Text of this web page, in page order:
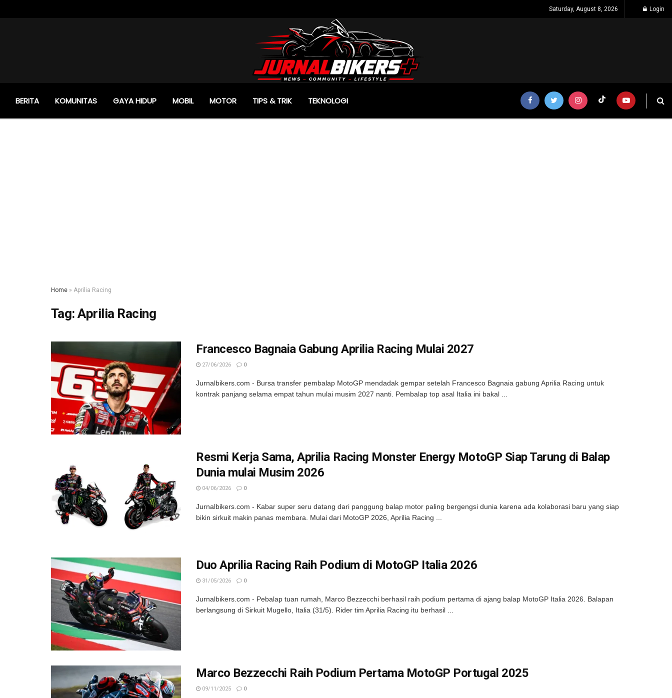
Saturday, August 8, 2026 Login
BERITA KOMUNITAS GAYA HIDUP MOBIL MOTOR TIPS & TRIK TEKNOLOGI
Home » Aprilia Racing
Tag:Aprilia Racing
Francesco Bagnaia Gabung Aprilia Racing Mulai 2027
27/06/2026 0
Jurnalbikers.com - Bursa transfer pembalap MotoGP mendadak gempar setelah Francesco Bagnaia gabung Aprilia Racing untuk
kontrak panjang selama empat tahun mulai musim 2027 nanti. Pembalap top asal Italia ini bakal ...
Resmi Kerja Sama, Aprilia Racing Monster Energy MotoGP Siap Tarung di Balap
Dunia mulai Musim 2026
04/06/2026 0
Jurnalbikers.com - Kabar super seru datang dari panggung balap motor paling bergengsi dunia karena ada kolaborasi baru yang siap
bikin sirkuit makin panas membara. Mulai dari MotoGP 2026, Aprilia Racing ...
Duo Aprilia Racing Raih Podium di MotoGP Italia 2026
31/05/2026 0
Jurnalbikers.com - Pebalap tuan rumah, Marco Bezzecchi berhasil raih podium pertama di ajang balap MotoGP Italia 2026. Balapan
berlangsung di Sirkuit Mugello, Italia (31/5). Rider tim Aprilia Racing itu berhasil ...
Marco Bezzecchi Raih Podium Pertama MotoGP Portugal 2025
09/11/2025 0